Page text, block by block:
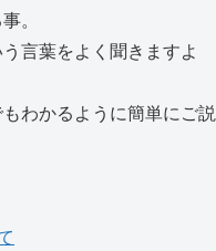
。
う言葉をよく聞きますよ
わかるように簡単にご説